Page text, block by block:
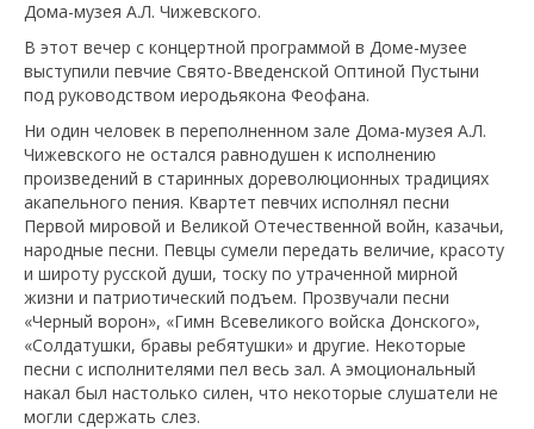
Дома-музея А.Л. Чижевского.
В этот вечер с концертной программой в Доме-музее
выступили певчие Свято-Введенской Оптиной Пустыни
под руководством иеродьякона Феофана.
Ни один человек в переполненном зале Дома-музея А.Л.
Чижевского не остался равнодушен к исполнению
произведений в старинных дореволюционных традициях
акапельного пения. Квартет певчих исполнял песни
Первой мировой и Великой Отечественной войн, казачьи,
народные песни. Певцы сумели передать величие, красоту
и широту русской души, тоску по утраченной мирной
жизни и патриотический подъем. Прозвучали песни
«Черный ворон», «Гимн Всевеликого войска Донского»,
«Солдатушки, бравы ребятушки» и другие. Некоторые
песни с исполнителями пел весь зал. А эмоциональный
накал был настолько силен, что некоторые слушатели не
могли сдержать слез.